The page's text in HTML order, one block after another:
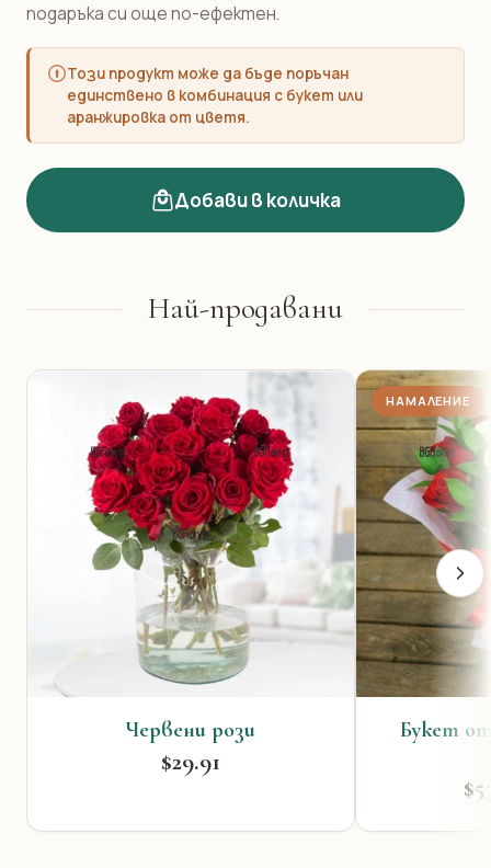
подаръка си още по-ефектен.
Този продукт може да бъде поръчан
единствено в комбинация с букет или
аранжировка от цветя.
Добави в количка
Най-продавани
Червени рози
$29.91
НАМАЛЕНИЕ
Букет